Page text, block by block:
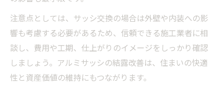
注意点としては、サッシ交換の場合は外壁や内装への影
響も考慮する必要があるため、信頼できる施工業者に相
談し、費用や工期、仕上がりのイメージをしっかり確認
しましょう。アルミサッシの結露改善は、住まいの快適
性と資産価値の維持にもつながります。